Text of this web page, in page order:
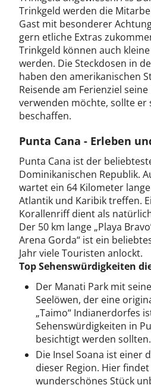
Trinkgeld werden die
Gast mit besonderer
gern etliche Extras
Trinkgeld können auch
werden. Die Steckdosen in
haben den amerikanischen
Reisende am Ferienziel
verwenden möchte, sollte er
beschaffen.
Punta Cana - Erleben
Punta Cana ist der
Dominikanischen Republik.
wartet ein 64 Kilometer
Atlantik und Karibik treffen.
Korallenriff dient als
Der 50 km lange „Playa
Arena Gorda“ ist ein
Jahr viele Touristen anlockt.
Top Sehenswürdigkeiten
Der Manati Park mit
Seelöwen, der eine
„Taimo“ Indianerdorfes
Sehenswürdigkeiten in
besichtigt werden sollten.
Die Insel Soana ist einer
dieser Region. Hier
wunderschönes Stück